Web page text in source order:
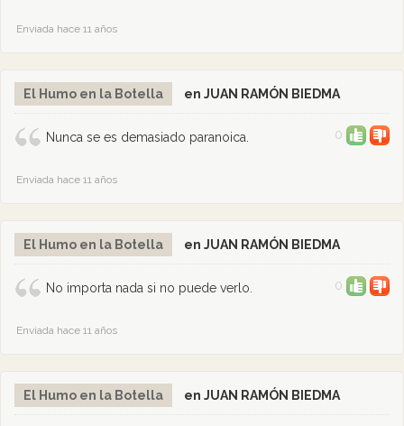
Enviada hace 11 años
El Humo en la Botella en JUAN RAMÓN BIEDMA
Nunca se es demasiado paranoica. 0
Enviada hace 11 años
El Humo en la Botella en JUAN RAMÓN BIEDMA
No importa nada si no puede verlo. 0
Enviada hace 11 años
El Humo en la Botella en JUAN RAMÓN BIEDMA